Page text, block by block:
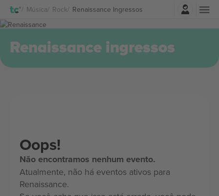
Música Rock Renaissance Ingressos
Entrar
Renaissance ingressos
Oops!
Não encontramos nenhum evento.
Atualmente, não há eventos ativos para
Renaissance.